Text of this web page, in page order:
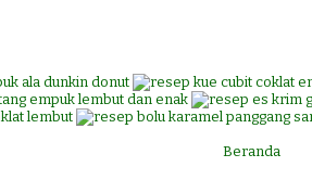
Beranda